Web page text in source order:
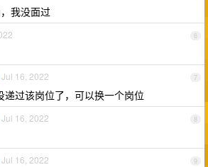
我没面过
6
7
Jul 16, 2022
递过该岗位了，可以换一个岗位
8
Jul 16, 2022
9
Jul 16, 2022